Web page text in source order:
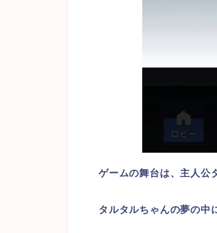
ゲームの舞台は、主人公
タルタルちゃんの夢の中